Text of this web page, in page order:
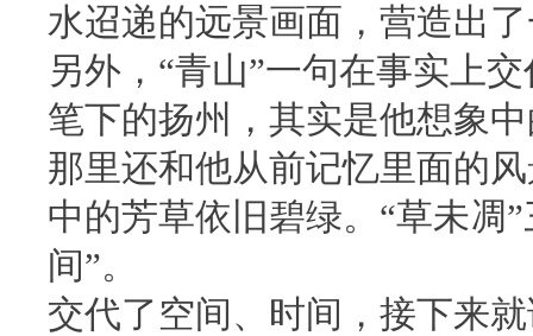
水迢递的远景画面，营造出
另外，“青山”一句在事实上
笔下的扬州，其实是他想象
那里还和他从前记忆里面的
中的芳草依旧碧绿。“草未凋
间”。
交代了空间、时间，接下来